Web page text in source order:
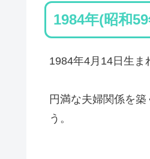
1984年(昭和
1984年4月14日生ま
円満な夫婦関係を
う。